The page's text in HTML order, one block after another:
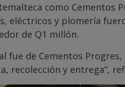
como Cementos
eléctricos y plomería
de Q1 millón.
fue de Cementos
recolección y entrega”,